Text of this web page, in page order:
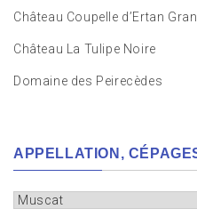
Château Coupelle d’Ertan
Château La Tulipe Noire
Domaine des Peirecèdes
APPELLATION,
Appellation,